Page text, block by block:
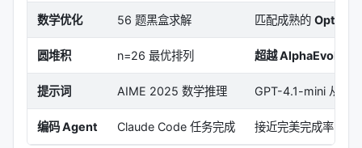
数学优化 56 题黑盒求解 匹配成熟的 Optuna
圆堆积 n=26 最优排列 超越 AlphaEvolve
提示词 AIME 2025 数学推理 GPT-4.1-mini 从
编码 Agent Claude Code 任务完成 接近完美完成率，